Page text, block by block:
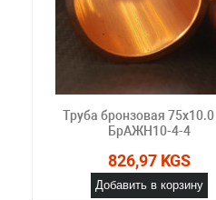
Труба бронзовая
БрАЖН10-4-4
826,97 KGS
Добавить в корзину